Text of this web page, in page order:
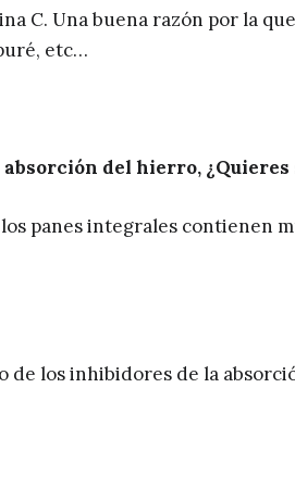
C. Una buena razón por la
etc…
del hierro, ¿Quieres
panes integrales contienen
de los inhibidores de la